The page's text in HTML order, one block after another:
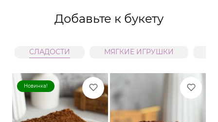
Добавьте к букету
СЛАДОСТИ МЯГКИЕ ИГРУШКИ
Новинка!